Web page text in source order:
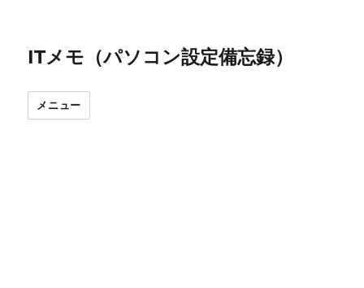
ITメモ（パソコン設定備忘録）
メニュー